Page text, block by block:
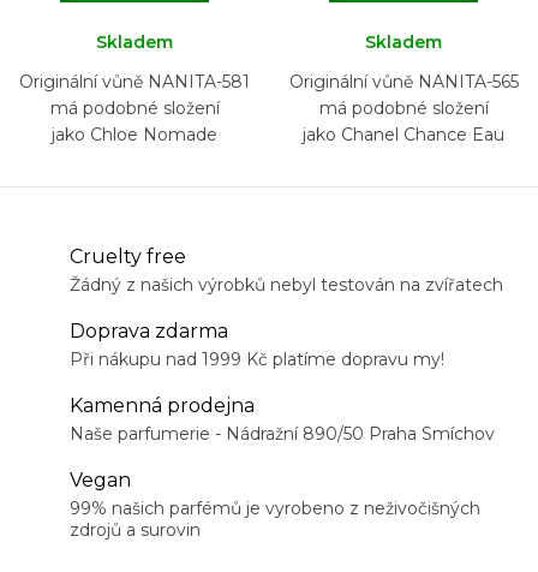
Skladem
Originální vůně NANITA-581
má podobné složení
jako Chloe Nomade
Skladem
Originální vůně NANITA-565
má podobné složení
jako Chanel Chance Eau
Cruelty free
Žádný z našich výrobků nebyl testován na zvířatech
Doprava zdarma
Při nákupu nad 1999 Kč platíme dopravu my!
Kamenná prodejna
Naše parfumerie - Nádražní 890/50 Praha Smíchov
Vegan
99% našich parfémů je vyrobeno z neživočišných
zdrojů a surovin